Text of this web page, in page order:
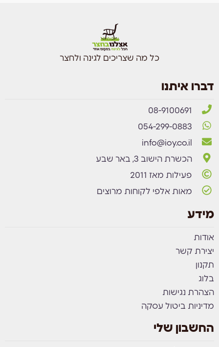
כל מה שצריכים לגינה ולחצר
דברו איתנו
08-9100691
054-299-0883
info@ioy.co.il
הכשרת הישוב 3, באר שבע
פעילות מאז 2011
מאות אלפי לקוחות מרוצים
מידע
אודות
יצירת קשר
תקנון
בלוג
הצהרת נגישות
מדיניות ביטול עסקה
החשבון שלי